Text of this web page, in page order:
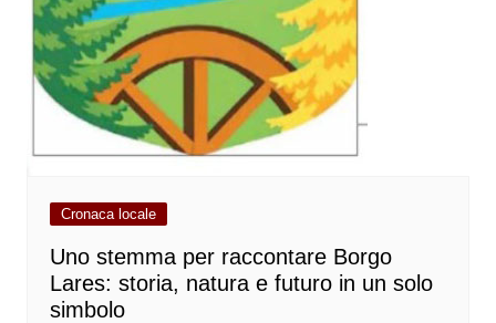
Cronaca locale
Uno stemma per raccontare Borgo
Lares: storia, natura e futuro in un solo
simbolo